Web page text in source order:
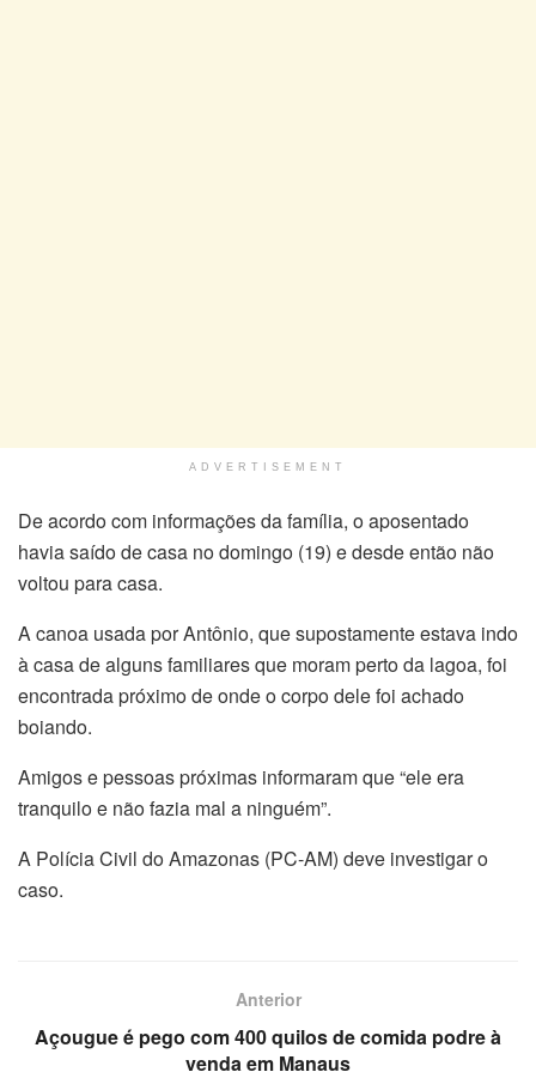
ADVERTISEMENT
De acordo com informações da família, o aposentado
havia saído de casa no domingo (19) e desde então não
voltou para casa.
A canoa usada por Antônio, que supostamente estava indo
à casa de alguns familiares que moram perto da lagoa, foi
encontrada próximo de onde o corpo dele foi achado
boiando.
Amigos e pessoas próximas informaram que “ele era
tranquilo e não fazia mal a ninguém”.
A Polícia Civil do Amazonas (PC-AM) deve investigar o
caso.
Anterior
Açougue é pego com 400 quilos de comida podre à
venda em Manaus